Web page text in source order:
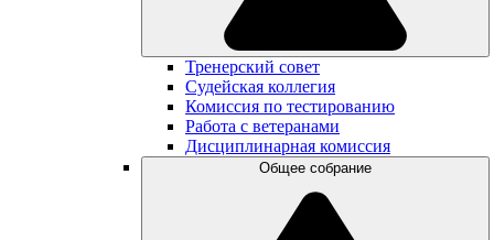
Тренерский совет
Судейская коллегия
Комиссия по тестированию
Работа с ветеранами
Дисциплинарная комиссия
Общее собрание